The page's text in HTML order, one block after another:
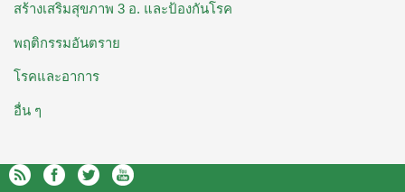
สร้างเสริมสุขภาพ 3 อ. และป้องกันโรค
พฤติกรรมอันตราย
โรคและอาการ
อื่น ๆ